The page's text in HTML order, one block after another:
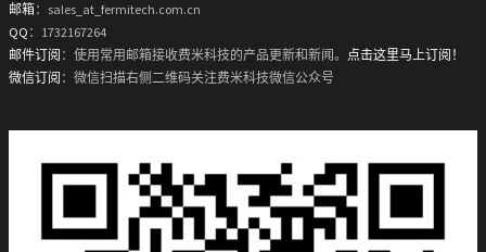
邮箱：sales_at_fermitech.com.cn
QQ ：1732167264
邮件订阅 ：使用常用邮箱接收费米科技的产品更新和新闻。 点击这里马上订阅！
微信订阅 ：微信扫描右侧二维码关注费米科技微信公众号